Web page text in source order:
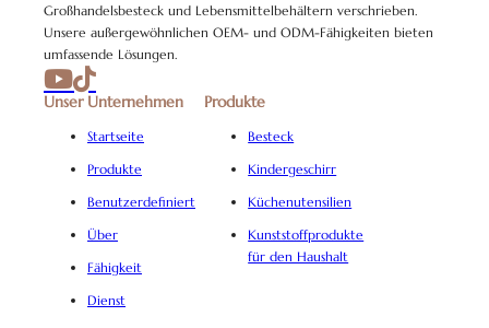
Großhandelsbesteck und Lebensmittelbehältern verschrieben.
Unsere außergewöhnlichen OEM- und ODM-Fähigkeiten bieten
umfassende Lösungen.
Unser Unternehmen
Startseite
Produkte
Benutzerdefiniert
Über
Fähigkeit
Dienst
Produkte
Besteck
Kindergeschirr
Küchenutensilien
Kunststoffprodukte
für den Haushalt